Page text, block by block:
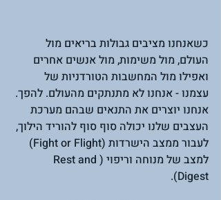
כשאנחנו מציבים גבולות בריאים מול
העולם, מול משימות, מול אנשים אחרים
ואפילו מול המחשבות הטורדניות של
עצמנו - אנחנו לא מתנתקים מהעולם. להפך.
אנחנו יוצרים את התנאים שבהם מערכת
העצבים שלנו יכולה סוף סוף להוריד הילוך,
לעבור ממצב הישרדות (Fight or Flight)
למצב של מנוחה וריפוי (Rest and
Digest).